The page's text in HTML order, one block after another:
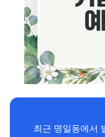
최근 명일동에서